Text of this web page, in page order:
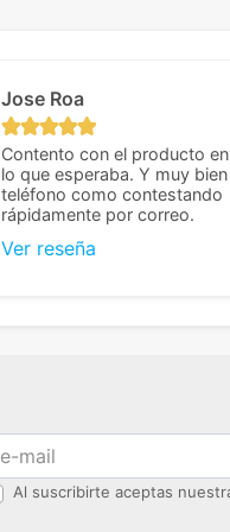
Jose Roa
Contento con el producto
lo que esperaba. Y muy
teléfono como contestando
rápidamente por correo.
Ver reseña
Al suscribirte aceptas